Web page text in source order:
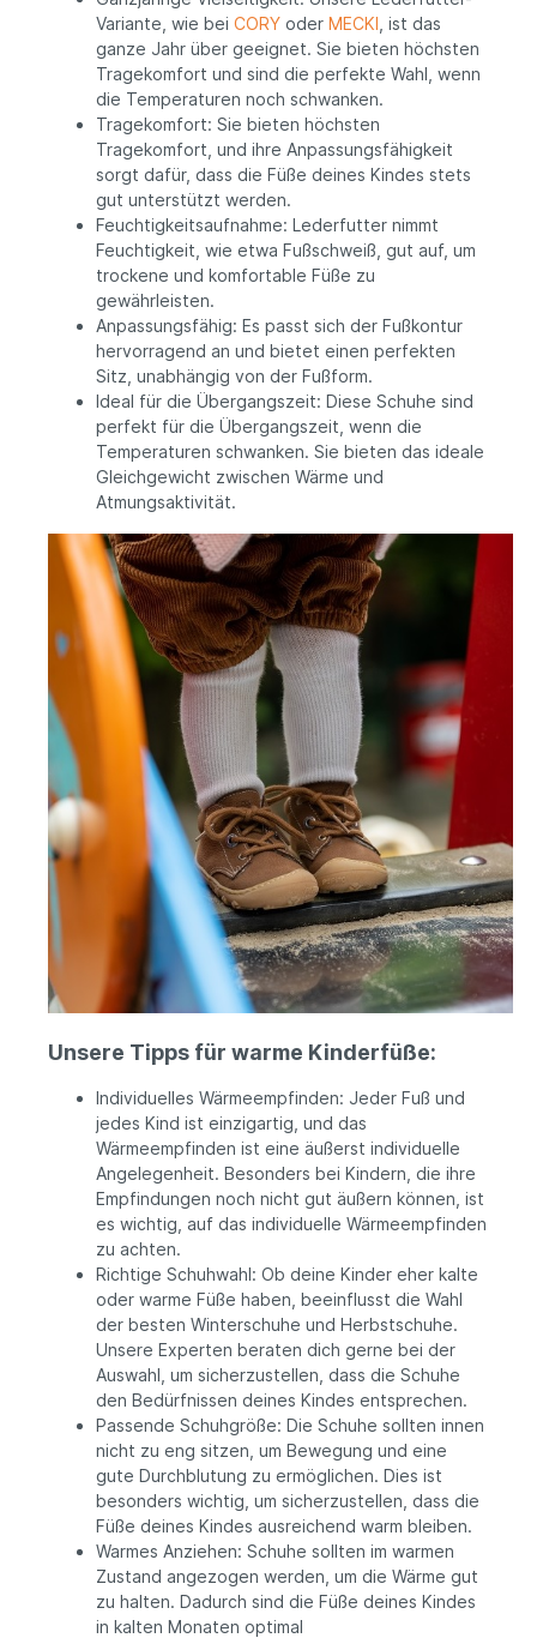
Variante, wie bei CORY oder MECKI , ist das
ganze Jahr über geeignet. Sie bieten höchsten
Tragekomfort und sind die perfekte Wahl, wenn
die Temperaturen noch schwanken.
Tragekomfort: Sie bieten höchsten
Tragekomfort, und ihre Anpassungsfähigkeit
sorgt dafür, dass die Füße deines Kindes stets
gut unterstützt werden.
Feuchtigkeitsaufnahme: Lederfutter nimmt
Feuchtigkeit, wie etwa Fußschweiß, gut auf, um
trockene und komfortable Füße zu
gewährleisten.
Anpassungsfähig: Es passt sich der Fußkontur
hervorragend an und bietet einen perfekten
Sitz, unabhängig von der Fußform.
Ideal für die Übergangszeit: Diese Schuhe sind
perfekt für die Übergangszeit, wenn die
Temperaturen schwanken. Sie bieten das ideale
Gleichgewicht zwischen Wärme und
Atmungsaktivität.
Unsere Tipps für warme Kinderfüße:
Individuelles Wärmeempfinden: Jeder Fuß und
jedes Kind ist einzigartig, und das
Wärmeempfinden ist eine äußerst individuelle
Angelegenheit. Besonders bei Kindern, die ihre
Empfindungen noch nicht gut äußern können, ist
es wichtig, auf das individuelle Wärmeempfinden
zu achten.
Richtige Schuhwahl: Ob deine Kinder eher kalte
oder warme Füße haben, beeinflusst die Wahl
der besten Winterschuhe und Herbstschuhe.
Unsere Experten beraten dich gerne bei der
Auswahl, um sicherzustellen, dass die Schuhe
den Bedürfnissen deines Kindes entsprechen.
Passende Schuhgröße: Die Schuhe sollten innen
nicht zu eng sitzen, um Bewegung und eine
gute Durchblutung zu ermöglichen. Dies ist
besonders wichtig, um sicherzustellen, dass die
Füße deines Kindes ausreichend warm bleiben.
Warmes Anziehen: Schuhe sollten im warmen
Zustand angezogen werden, um die Wärme gut
zu halten. Dadurch sind die Füße deines Kindes
in kalten Monaten optimal